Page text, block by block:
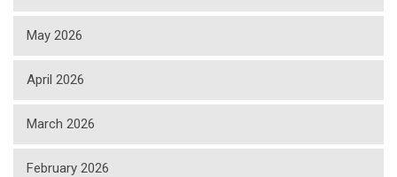
May 2026
April 2026
March 2026
February 2026